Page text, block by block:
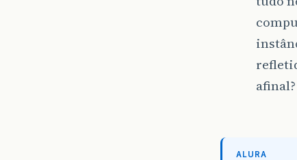
afinal?
ALURA